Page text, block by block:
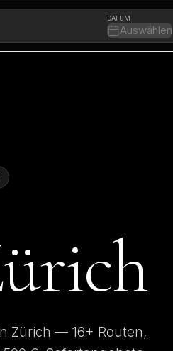
DATUM
Auswählen
Zürich — 16+ Routen,